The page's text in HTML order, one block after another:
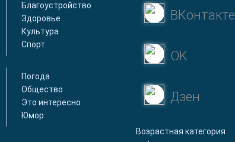
Благоустройство
Здоровье
Культура
Спорт
Погода
Общество
Это интересно
Юмор
ВКонтакте
OK
Дзен
Возрастная категория